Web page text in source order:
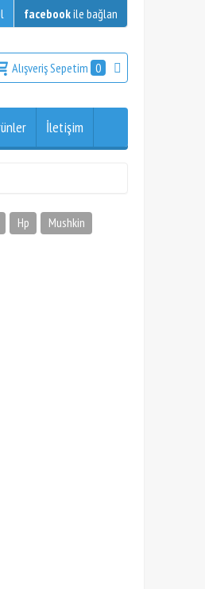
facebookile bağlan
Alışveriş Sepetim 0
İletişim
Hp Mushkin